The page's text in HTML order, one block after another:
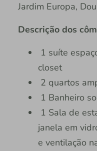
Jardim Europa,
Descrição dos
1 suíte
closet
2 quartos
1 Banheiro
1 Sala de
janela em
e ventilação